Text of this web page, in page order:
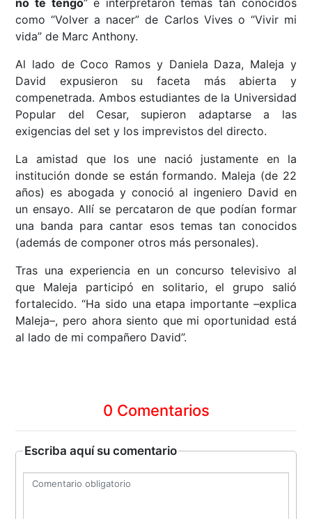
como “Volver a nacer” de Carlos Vives o “Vivir mi
vida” de Marc Anthony.
Al lado de Coco Ramos y Daniela Daza, Maleja y
David expusieron su faceta más abierta y
compenetrada. Ambos estudiantes de la Universidad
Popular del Cesar, supieron adaptarse a las
exigencias del set y los imprevistos del directo.
La amistad que los une nació justamente en la
institución donde se están formando. Maleja (de 22
años) es abogada y conoció al ingeniero David en
un ensayo. Allí se percataron de que podían formar
una banda para cantar esos temas tan conocidos
(además de componer otros más personales).
Tras una experiencia en un concurso televisivo al
que Maleja participó en solitario, el grupo salió
fortalecido. “Ha sido una etapa importante –explica
Maleja–, pero ahora siento que mi oportunidad está
al lado de mi compañero David”.
0 Comentarios
Escriba aquí su comentario